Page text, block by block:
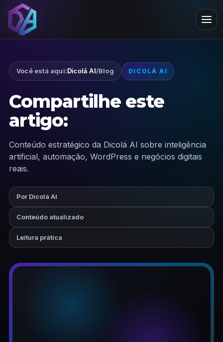
Você está aqui: Dicolá AI /Blog DICOLÁ AI
Compartilhe este
artigo:
Conteúdo estratégico da Dicolá AI sobre inteligência
artificial, automação, WordPress e negócios digitais
reais.
Por Dicolá AI
Conteúdo atualizado
Leitura prática